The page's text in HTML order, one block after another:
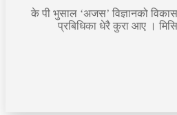
के पी भुसाल ‘अजस’ विज्ञानको
प्रबिधिका धेरै कुरा आए ।